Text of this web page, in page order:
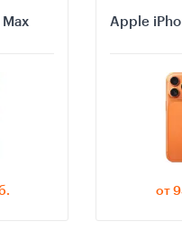
и какую модель выбрать
Apple
от